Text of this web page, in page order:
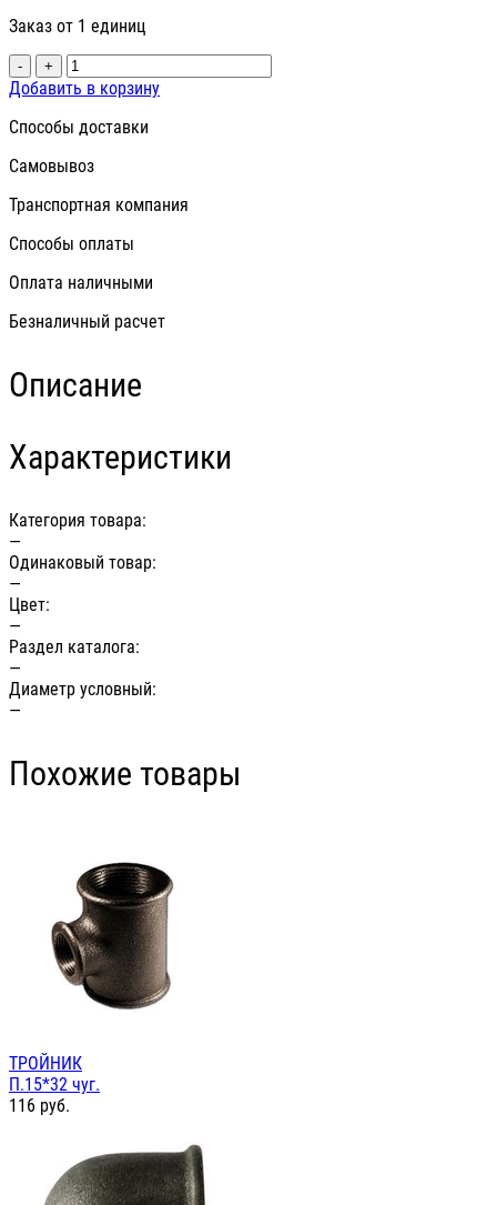
Заказ от 1 единиц
- +
Добавить в корзину
Способы доставки
Самовывоз
Транспортная компания
Способы оплаты
Оплата наличными
Безналичный расчет
Описание
Характеристики
Категория товара:
—
Одинаковый товар:
—
Цвет:
—
Раздел каталога:
—
Диаметр условный:
—
Похожие товары
ТРОЙНИК
П.15*32 чуг.
116 руб.